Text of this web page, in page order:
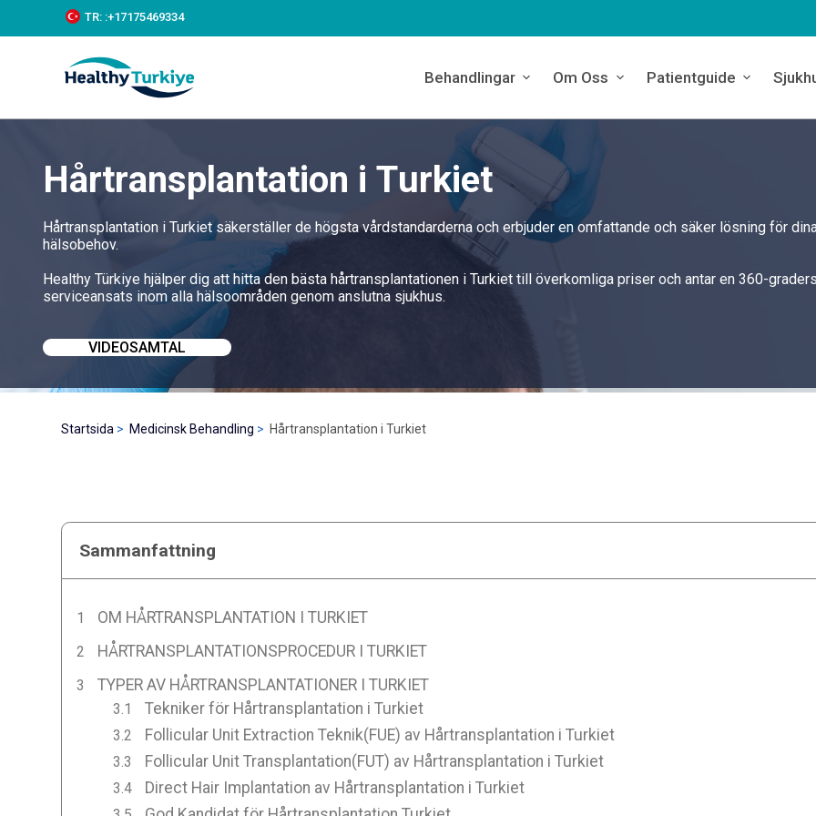
k
c
TR: :+‪17175469334‬
Behandlingar Om Oss Patientguide
Hårtransplantation i Turkiet
Hårtransplantation i Turkiet säkerställer de högsta vårdstandarderna och erbjuder en omfattande och säker lösning för
hälsobehov.
Healthy Türkiye hjälper dig att hitta den bästa hårtransplantationen i Turkiet till överkomliga priser och antar en 360-
serviceansats inom alla hälsoområden genom anslutna sjukhus.
VIDEOSAMTAL
Startsida Medicinsk Behandling Hårtransplantation i Turkiet
Sammanfattning
OM HÅRTRANSPLANTATION I TURKIET
HÅRTRANSPLANTATIONSPROCEDUR I TURKIET
TYPER AV HÅRTRANSPLANTATIONER I TURKIET
Tekniker för Hårtransplantation i Turkiet
Follicular Unit Extraction Teknik(FUE) av Hårtransplantation i Turkiet
Follicular Unit Transplantation(FUT) av Hårtransplantation i Turkiet
Direct Hair Implantation av Hårtransplantation i Turkiet